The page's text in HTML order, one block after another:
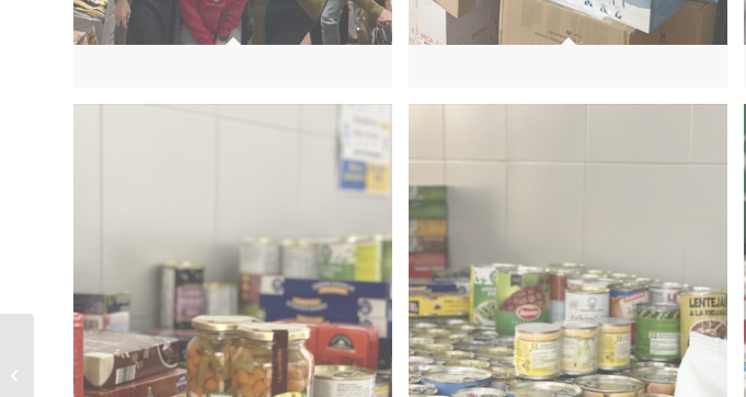
Celebración Miércoles
de Ceniza